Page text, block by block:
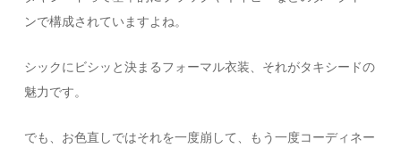
ンで構成されていますよね。
シックにビシッと決まるフォーマル衣装、それがタキシードの
魅力です。
でも、お色直しではそれを一度崩して、もう一度コーディネー